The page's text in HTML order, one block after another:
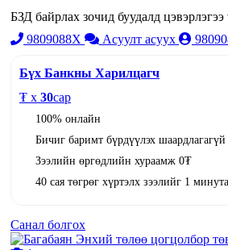
БЗД байрлах зочид буудалд
9809088X
Асуулт асуух
Бүх Банкны Харилцагч
₮ x 30сар
100% онлайн
Бичиг баримт бүрдүүлэх шаардлагагүй
Зээлийн өргөдлийн хураамж 0₮
40 сая төгрөг хүртэлх зээлийг 1
Санал болгох